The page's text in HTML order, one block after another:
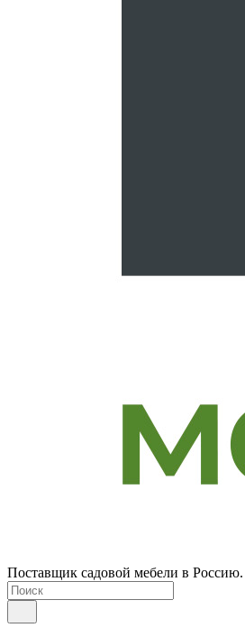
Поставщик садовой мебели в Россию.